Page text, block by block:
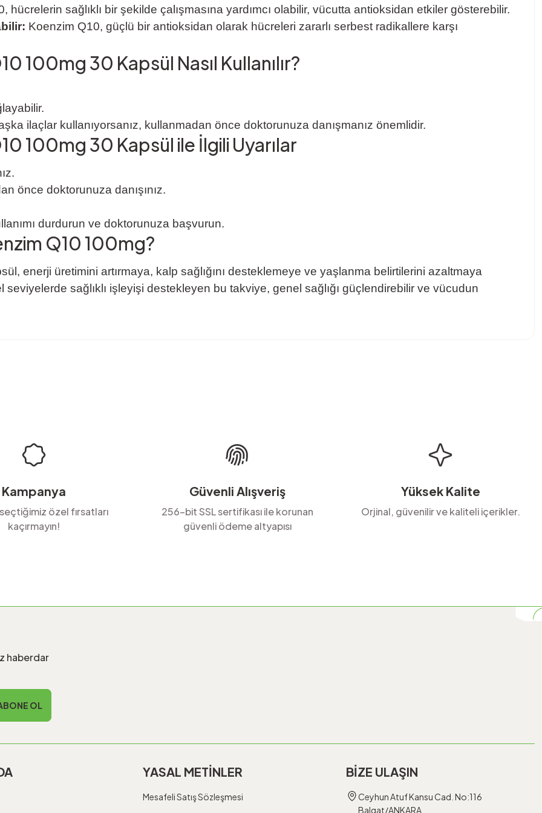
hücrelerin sağlıklı bir şekilde çalışmasına yardımcı olabilir, vücutta antioksidan etkiler gösterebilir.
Koenzim Q10, güçlü bir antioksidan olarak hücreleri zararlı serbest radikallere karşı
100mg 30 Kapsül Nasıl Kullanılır?
ilaçlar kullanıyorsanız, kullanmadan önce doktorunuza danışmanız önemlidir.
100mg 30 Kapsül ile İlgili Uyarılar
önce doktorunuza danışınız.
durdurun ve doktorunuza başvurun.
Q10 100mg?
enerji üretimini artırmaya, kalp sağlığını desteklemeye ve yaşlanma belirtilerini azaltmaya
seviyelerde sağlıklı işleyişi destekleyen bu takviye, genel sağlığı güçlendirebilir ve vücudun
Kampanya
özel fırsatları
kaçırmayın!
Güvenli Alışveriş
256-bit SSL sertifikası ile korunan
güvenli ödeme altyapısı
Yüksek Kalite
Orjinal, güvenilir ve kaliteli içerikler.
haberdar
OL
YASAL METİNLER
Mesafeli Satış Sözleşmesi
BİZE ULAŞIN
Ceyhun Atuf Kansu Cad. No:116
Balgat/ANKARA